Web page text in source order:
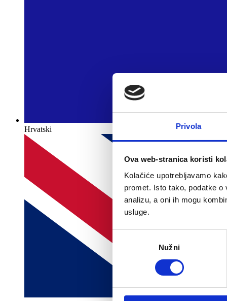
Privola
Ova web-stranica koristi
Kolačiće upotrebljavamo
promet. Isto tako, podatke
analizu, a oni ih mogu
usluge.
Nužni
Hrvatski